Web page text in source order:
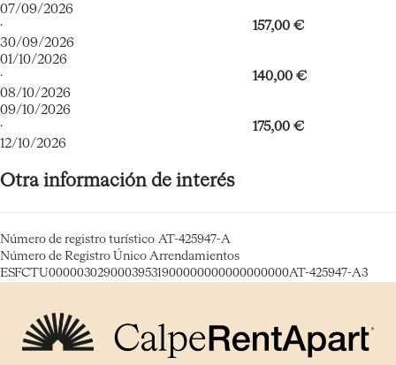
07/09/2026
·
30/09/2026
157,00 €
01/10/2026
·
08/10/2026
140,00 €
09/10/2026
·
12/10/2026
175,00 €
Otra información de interés
Número de registro turístico AT-425947-A
Número de Registro Único Arrendamientos
ESFCTU00000302900039531900000000000000000AT-425947-A3